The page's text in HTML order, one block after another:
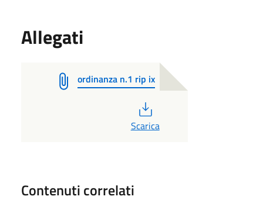
Allegati
ordinanza n.1 rip ix
Scarica
Contenuti correlati